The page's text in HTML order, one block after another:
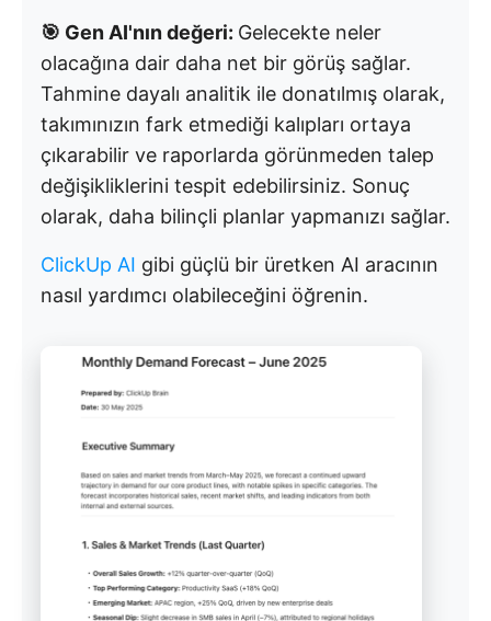
🎯 Gen AI'nın değeri: Gelecekte neler
olacağına dair daha net bir görüş sağlar.
Tahmine dayalı analitik ile donatılmış olarak,
takımınızın fark etmediği kalıpları ortaya
çıkarabilir ve raporlarda görünmeden talep
değişikliklerini tespit edebilirsiniz. Sonuç
olarak, daha bilinçli planlar yapmanızı sağlar.
ClickUp AI gibi güçlü bir üretken AI aracının
nasıl yardımcı olabileceğini öğrenin.